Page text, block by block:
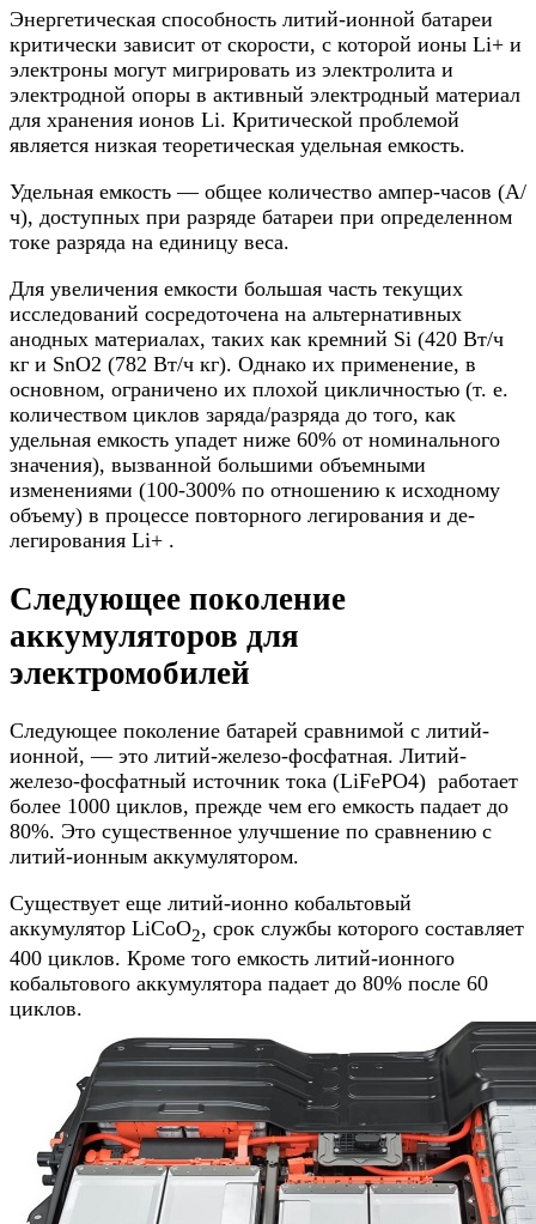
Энергетическая способность литий-ионной батареи
критически зависит от скорости, с которой ионы Li+ и
электроны могут мигрировать из электролита и
электродной опоры в активный электродный материал
для хранения ионов Li. Критической проблемой
является низкая теоретическая удельная емкость.
Удельная емкость — общее количество ампер-часов (А/
ч), доступных при разряде батареи при определенном
токе разряда на единицу веса.
Для увеличения емкости большая часть текущих
исследований сосредоточена на альтернативных
анодных материалах, таких как кремний Si (420 Вт/ч
кг и SnO2 (782 Вт/ч кг). Однако их применение, в
основном, ограничено их плохой цикличностью (т. е.
количеством циклов заряда/разряда до того, как
удельная емкость упадет ниже 60% от номинального
значения), вызванной большими объемными
изменениями (100-300% по отношению к исходному
объему) в процессе повторного легирования и де-
легирования Li+ .
Следующее поколение
аккумуляторов для
электромобилей
Следующее поколение батарей сравнимой с литий-
ионной, — это литий-железо-фосфатная. Литий-
железо-фосфатный источник тока (LiFePO4) работает
более 1000 циклов, прежде чем его емкость падает до
80%. Это существенное улучшение по сравнению с
литий-ионным аккумулятором.
Существует еще литий-ионно кобальтовый
аккумулятор LiCoO2, срок службы которого составляет
400 циклов. Кроме того емкость литий-ионного
кобальтового аккумулятора падает до 80% после 60
циклов.